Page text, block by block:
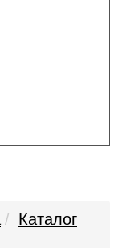
Каталог